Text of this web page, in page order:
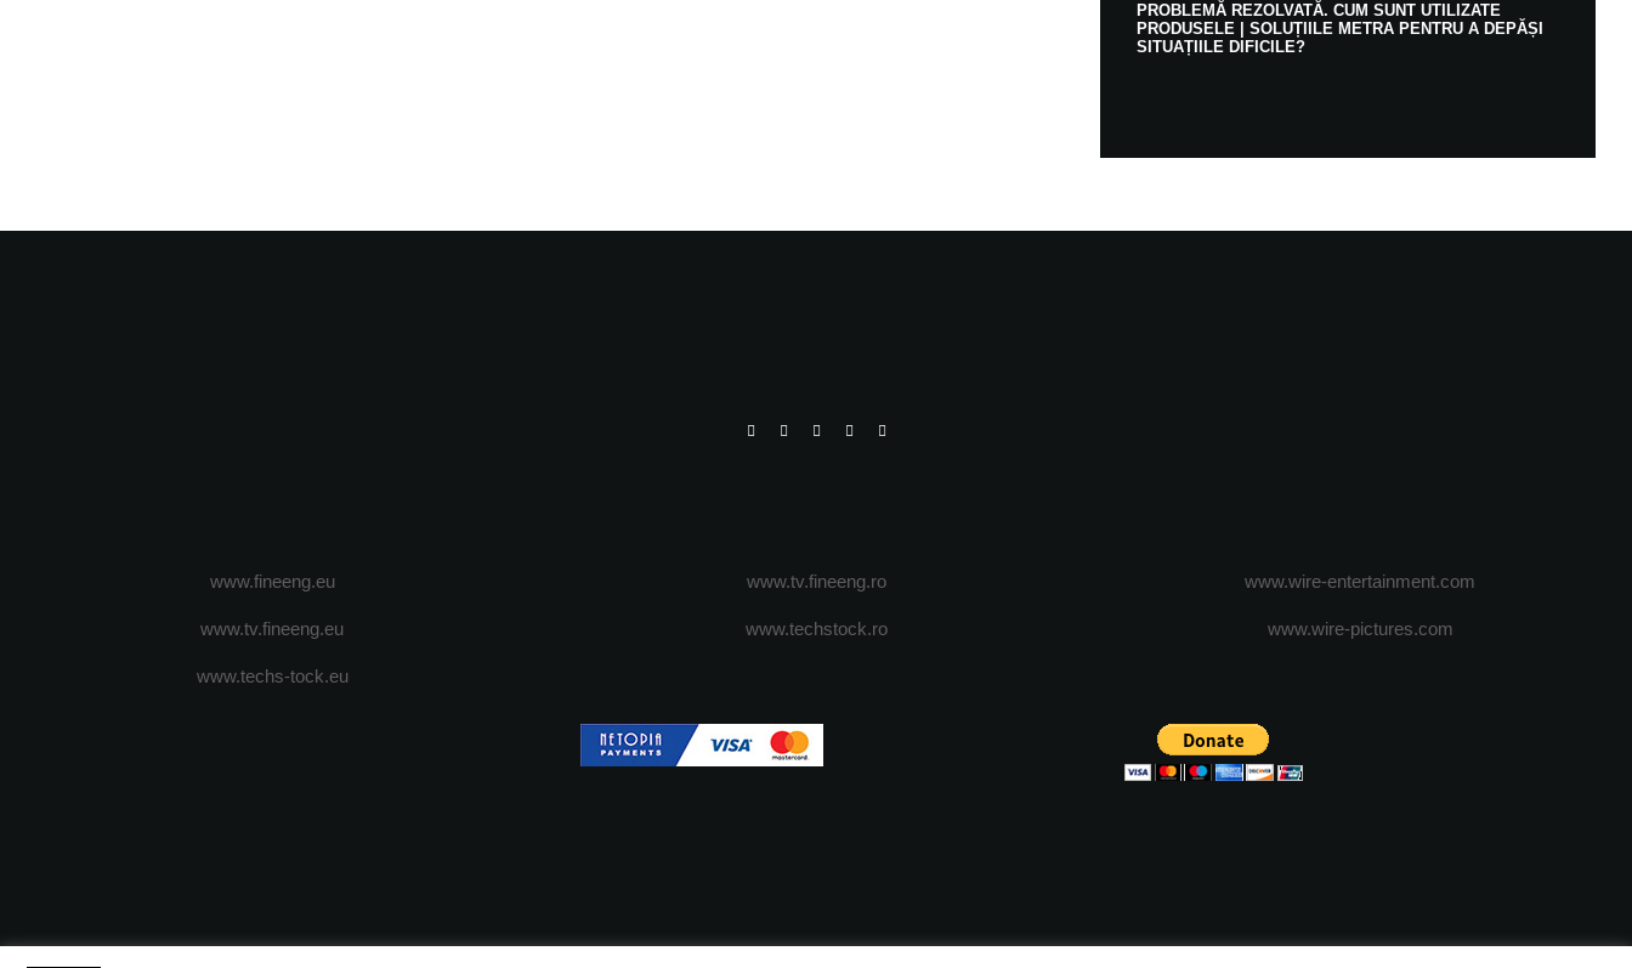
PROBLEMĂ REZOLVATĂ. CUM SUNT UTILIZATE
PRODUSELE | SOLUȚIILE METRA PENTRU A DEPĂȘI
SITUAȚIILE DIFICILE?
www.fineeng.eu
www.tv.fineeng.eu
www.techs-tock.eu
www.tv.fineeng.ro
www.techstock.ro
www.wire-entertainment.com
www.wire-pictures.com